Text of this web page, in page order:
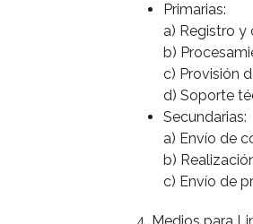
Primarias:
a) Registro y
b)
c) Provisión
d) Soporte
Secundarias:
a) Envío de
b)
c) Envío de